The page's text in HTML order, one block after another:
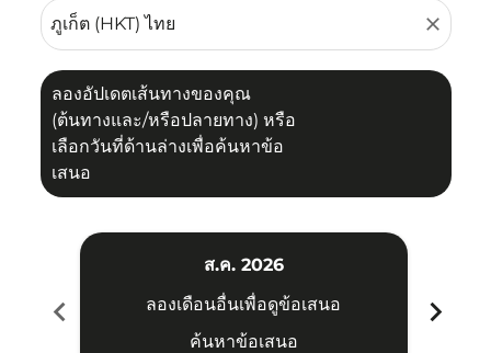
close
ลองอัปเดตเส้นทางของคุณ
(ต้นทางและ/หรือปลายทาง) หรือ
เลือกวันที่ด้านล่างเพื่อค้นหาข้อ
เสนอ
chevron_left
ส.ค. 2026
ลองเดือนอื่นเพื่อดูข้อเสนอ
ค้นหาข้อเสนอ
chevron_right